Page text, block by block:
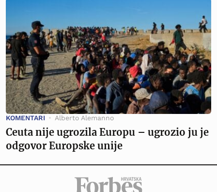
KOMENTARI Alberto Alemanno
Ceuta nije ugrozila Europu – ugrozio ju je
odgovor Europske unije